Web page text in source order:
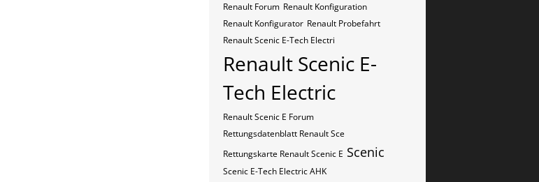
Renault Forum Renault Konfiguration
Renault Konfigurator Renault Probefahrt
Renault Scenic E-Tech Electri
Renault Scenic E-
Tech Electric
Renault Scenic E Forum
Rettungsdatenblatt Renault Sce
Rettungskarte Renault Scenic E Scenic
Scenic E-Tech Electric AHK